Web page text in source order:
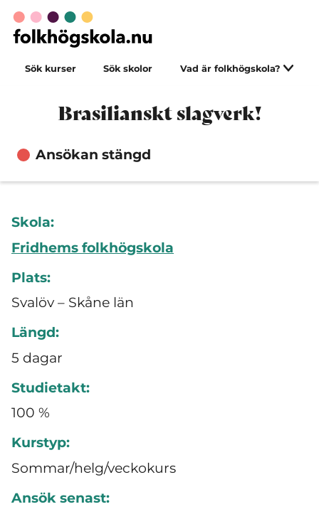
Sök kurser Sök skolor Vad är folkhögskola?
Brasilianskt slagverk!
Ansökan stängd
Skola:
Fridhems folkhögskola
Plats:
Svalöv – Skåne län
Längd:
5 dagar
Studietakt:
100 %
Kurstyp:
Sommar/helg/veckokurs
Ansök senast: